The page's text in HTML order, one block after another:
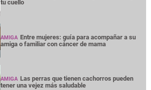
tu cuello
AMIGA Entre mujeres: guía para acompañar a su
amiga o familiar con cáncer de mama
AMIGA Las perras que tienen cachorros pueden
tener una vejez más saludable